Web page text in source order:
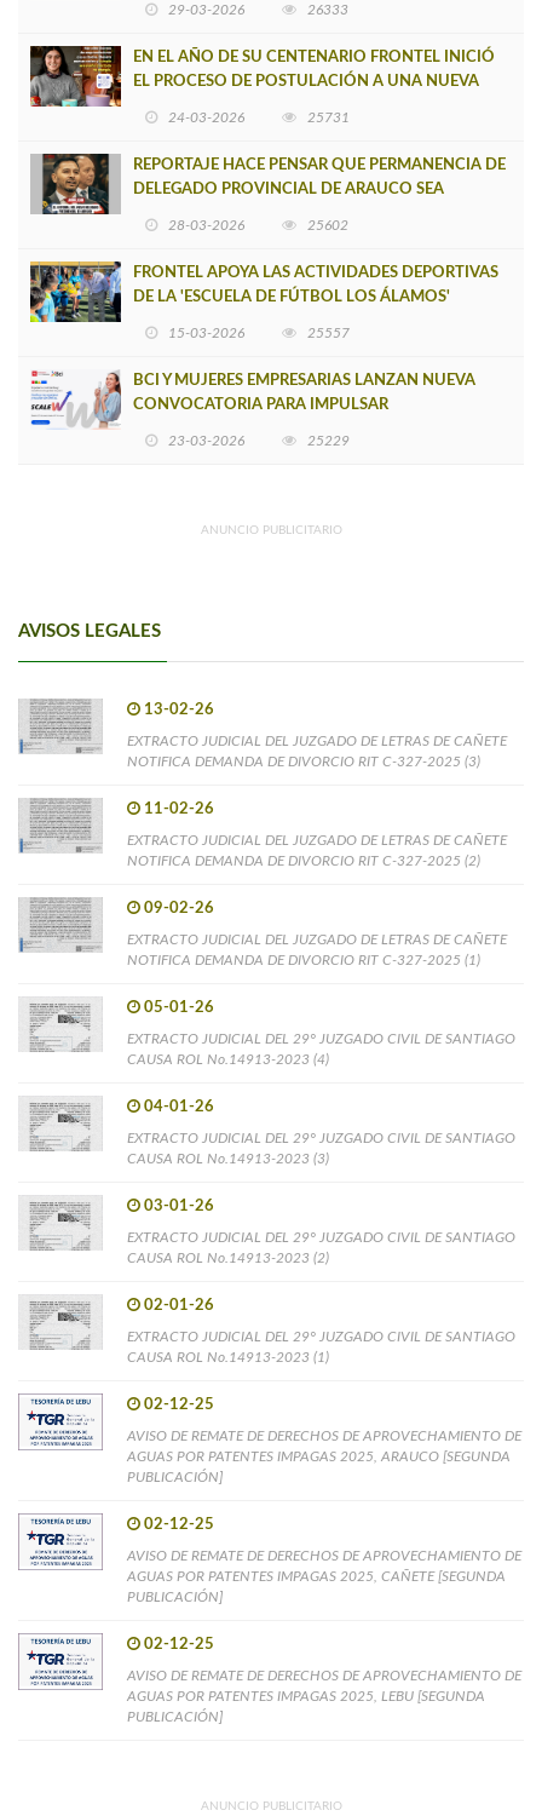
29-03-2026 26333
EN EL AÑO DE SU CENTENARIO FRONTEL INICIÓ
EL PROCESO DE POSTULACIÓN A UNA NUEVA
24-03-2026 25731
REPORTAJE HACE PENSAR QUE PERMANENCIA DE
DELEGADO PROVINCIAL DE ARAUCO SEA
28-03-2026 25602
FRONTEL APOYA LAS ACTIVIDADES DEPORTIVAS
DE LA 'ESCUELA DE FÚTBOL LOS ÁLAMOS'
15-03-2026 25557
BCI Y MUJERES EMPRESARIAS LANZAN NUEVA
CONVOCATORIA PARA IMPULSAR
23-03-2026 25229
ANUNCIO PUBLICITARIO
AVISOS LEGALES
13-02-26
EXTRACTO JUDICIAL DEL JUZGADO DE LETRAS DE CAÑETE
NOTIFICA DEMANDA DE DIVORCIO RIT C-327-2025 (3)
11-02-26
EXTRACTO JUDICIAL DEL JUZGADO DE LETRAS DE CAÑETE
NOTIFICA DEMANDA DE DIVORCIO RIT C-327-2025 (2)
09-02-26
EXTRACTO JUDICIAL DEL JUZGADO DE LETRAS DE CAÑETE
NOTIFICA DEMANDA DE DIVORCIO RIT C-327-2025 (1)
05-01-26
EXTRACTO JUDICIAL DEL 29° JUZGADO CIVIL DE SANTIAGO
CAUSA ROL No.14913-2023 (4)
04-01-26
EXTRACTO JUDICIAL DEL 29° JUZGADO CIVIL DE SANTIAGO
CAUSA ROL No.14913-2023 (3)
03-01-26
EXTRACTO JUDICIAL DEL 29° JUZGADO CIVIL DE SANTIAGO
CAUSA ROL No.14913-2023 (2)
02-01-26
EXTRACTO JUDICIAL DEL 29° JUZGADO CIVIL DE SANTIAGO
CAUSA ROL No.14913-2023 (1)
02-12-25
AVISO DE REMATE DE DERECHOS DE APROVECHAMIENTO DE
AGUAS POR PATENTES IMPAGAS 2025, ARAUCO [SEGUNDA
PUBLICACIÓN]
02-12-25
AVISO DE REMATE DE DERECHOS DE APROVECHAMIENTO DE
AGUAS POR PATENTES IMPAGAS 2025, CAÑETE [SEGUNDA
PUBLICACIÓN]
02-12-25
AVISO DE REMATE DE DERECHOS DE APROVECHAMIENTO DE
AGUAS POR PATENTES IMPAGAS 2025, LEBU [SEGUNDA
PUBLICACIÓN]
ANUNCIO PUBLICITARIO